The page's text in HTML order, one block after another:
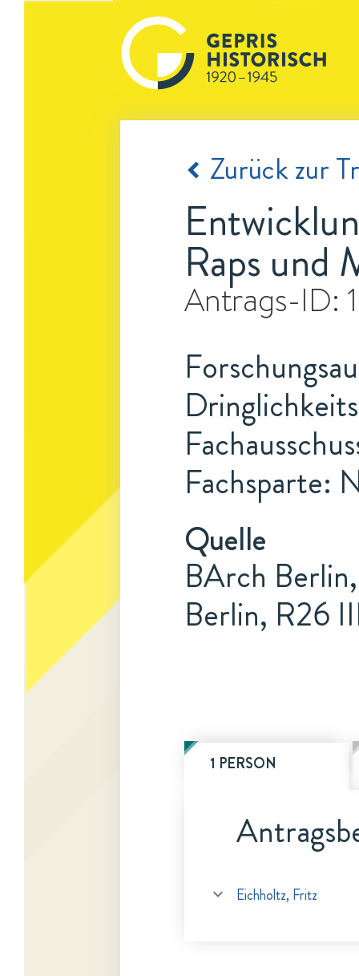
Zurück zur
Raps und
Antrags-ID:
Fachsparte:
Quelle
BArch
Berlin, R26
1 PERSON
Eichholtz, Fritz